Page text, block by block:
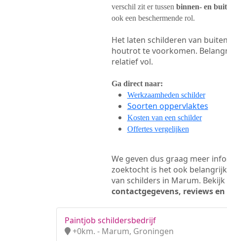
verschil zit er tussen binnen- en
ook een beschermende rol.
Het laten schilderen van
houtrot te voorkomen.
relatief vol.
Ga direct naar:
Werkzaamheden schilder
Soorten oppervlaktes
Kosten van een schilder
Offertes vergelijken
We geven dus graag meer
zoektocht is het ook
van schilders in Marum.
contactgegevens, reviews en
Paintjob schildersbedrijf
+0km. - Marum, Groningen